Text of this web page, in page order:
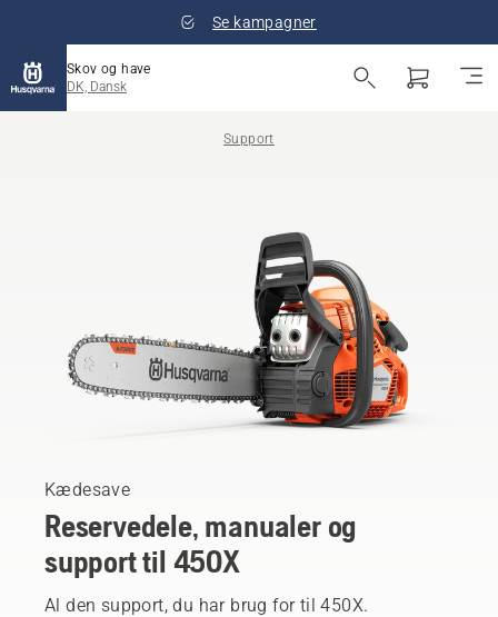
Se kampagner
Skov og have
DK, Dansk
Support
Kædesave
Reservedele, manualer og
support til 450X
Al den support, du har brug for til 450X.